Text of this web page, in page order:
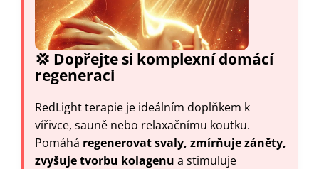
💢 Dopřejte si komplexní domácí
regeneraci
RedLight terapie je ideálním doplňkem k
vířivce, sauně nebo relaxačnímu koutku.
Pomáhá regenerovat svaly, zmírňuje záněty,
zvyšuje tvorbu kolagenu a stimuluje